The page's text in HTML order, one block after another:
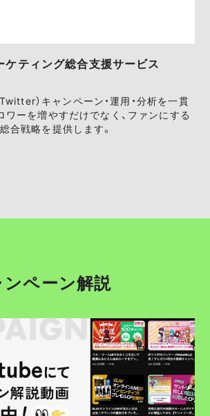
ケティング総合支援サービス
Twitter）キャンペーン・運用・分析を一貫
ワーを増やすだけでなく、ファンにする
合戦略を提供します。
ペーン解説